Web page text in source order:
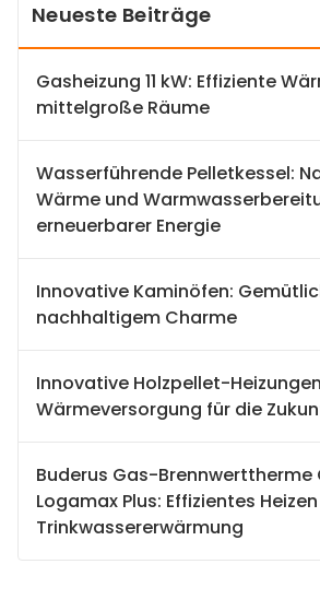
Neueste Beiträge
Gasheizung 11 kW: Effiziente
mittelgroße Räume
Wasserführende Pelletkessel:
Wärme und
erneuerbarer Energie
Innovative Kaminöfen:
nachhaltigem Charme
Innovative Holzpellet-
Wärmeversorgung für die
Buderus Gas-Brennwerttherme
Logamax Plus: Effizientes
Trinkwassererwärmung